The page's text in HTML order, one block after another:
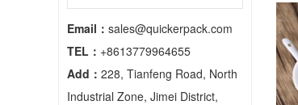
Email： sales@quickerpack.com
TEL： +8613779964655
Add： 228, Tianfeng Road, North
Industrial Zone, Jimei District,